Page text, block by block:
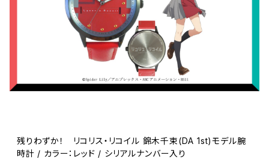
残りわずか！ リコリス・リコイル 錦木千束(DA 1st)モデル腕
時計 / カラー：レッド / シリアルナンバー入り